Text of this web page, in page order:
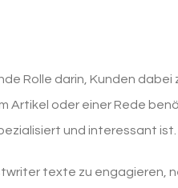
Rolle darin, Kunden dabei
Artikel oder einer Rede
und interessant ist.
texte zu engagieren,